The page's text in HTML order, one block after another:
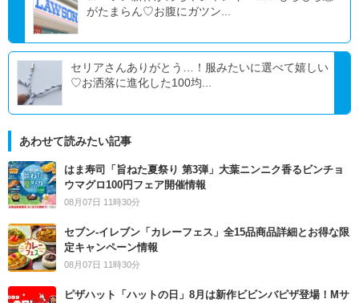
がたまらん♡お腹にガツン...
セリアさんありがとう…！服みたいに選べて嬉しい
♡お洒落に進化した100均...
あわせて読みたい記事
はま寿司「旨ねた夏祭り 第3弾」大葉ニンニク香るビンチョ
ウマグロ100円フェア開催情報
08月07日 11時30分
セブン‐イレブン「カレーフェス」全15品商品詳細とお得な限
定キャンペーン情報
08月07日 11時30分
ピザハット「ハットの日」8月は新作ビビンバピザ登場！Mサ